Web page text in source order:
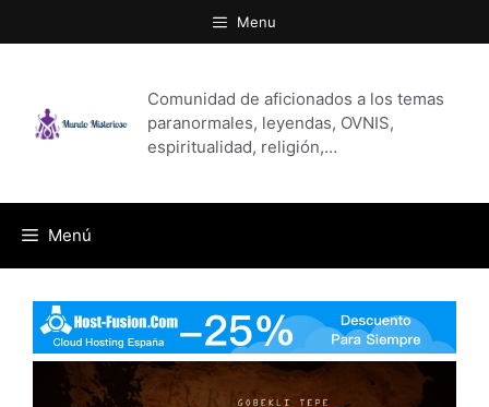
al
Menu
Comunidad de aficionados a los temas
paranormales, leyendas, OVNIS,
espiritualidad, religión,…
Menú